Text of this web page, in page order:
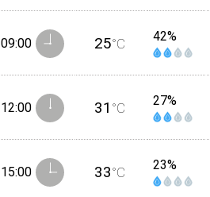
09:00 25°C 42%
12:00 31 °C 27%
15:00 33°C 23%